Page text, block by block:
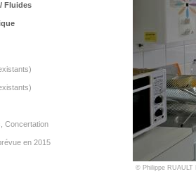
Fluides
Concertation
en 2015
© Philippe RUAULT